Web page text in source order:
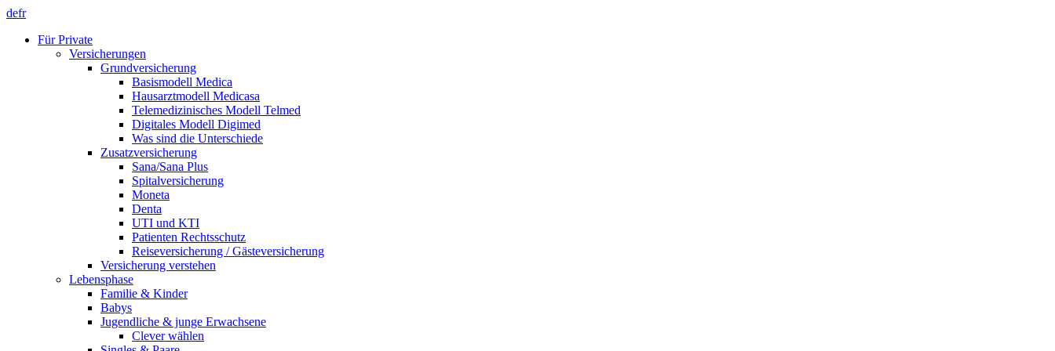
defr
Für Private
Versicherungen
Grundversicherung
Basismodell Medica
Hausarztmodell Medicasa
Telemedizinisches Modell Telmed
Digitales Modell Digimed
Was sind die Unterschiede
Zusatzversicherung
Sana/Sana Plus
Spitalversicherung
Moneta
Denta
UTI und KTI
Patienten Rechtsschutz
Reiseversicherung / Gästeversicherung
Versicherung verstehen
Lebensphase
Familie & Kinder
Babys
Jugendliche & junge Erwachsene
Clever wählen